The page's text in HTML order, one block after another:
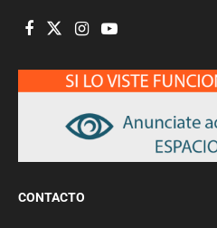
CONTACTO